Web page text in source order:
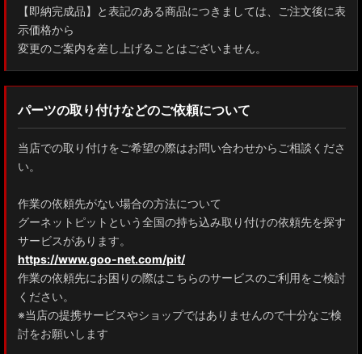
AYH30/GGH30/35/AGH30/35 ヴェルファイア
AYH30/GGH30/35/AGH30/35 アルファード
ACR50 エスティマ
ZWR90W/ZWR95W/MZRA90W/MZRA95W ノア/ヴォクシー
ZRR80 ノア/ヴォクシー
NHP17/NSP17NCP17 シエンタ
M900A/M910A ルーミー
A200A/A210A ライズ
E52 エルグランド
【即納完成品】と表記のある商品につきましては、ご注文後に表
示価格から
変更のご案内を差し上げることはございません。
パーツの取り付けなどのご依頼について
当店での取り付けをご希望の際はお問い合わせからご相談くださ
い。
作業の依頼先がない場合の方法について
グーネットピットという全国の持ち込み取り付けの依頼先を探す
サービスがあります。
https://www.goo-net.com/pit/
作業の依頼先にお困りの際はこちらのサービスのご利用をご検討
ください。
※当店の提携サービスやショップではありませんので十分なご検
討をお願いします